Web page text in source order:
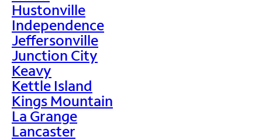
Hustonville
Independence
Jeffersonville
Junction City
Keavy
Kettle Island
Kings Mountain
La Grange
Lancaster